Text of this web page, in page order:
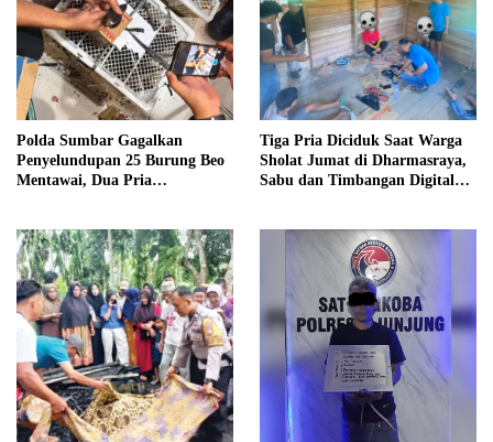
Polda Sumbar Gagalkan
Penyelundupan 25 Burung Beo
Mentawai, Dua Pria
Tiga Pria Diciduk Saat Warga
Sholat Jumat di Dharmasraya,
Sabu dan Timbangan Digital